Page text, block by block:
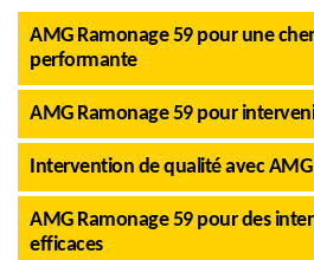
AMG Ramonage 59 pour une
performante
AMG Ramonage 59 pour
Intervention de qualité avec
AMG Ramonage 59 pour des
efficaces